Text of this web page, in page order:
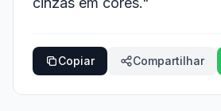
Copiar Compartilhar